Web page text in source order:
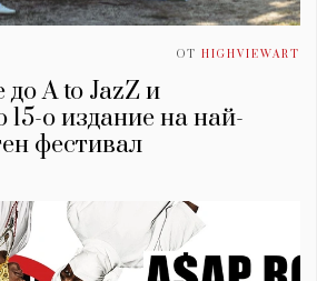
ОТ HIGHVIEWART
A to JazZ и
15-о издание на най-
фестивал